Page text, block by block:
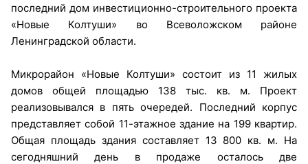
последний дом инвестиционно-строительного проекта
«Новые Колтуши» во Всеволожском районе
Ленинградской области.
Микрорайон «Новые Колтуши» состоит из 11 жилых
домов общей площадью 138 тыс. кв. м. Проект
реализовывался в пять очередей. Последний корпус
представляет собой 11-этажное здание на 199 квартир.
Общая площадь здания составляет 13 800 кв. м. На
сегодняшний день в продаже осталось две